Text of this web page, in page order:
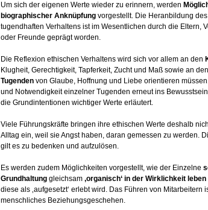
Um sich der eigenen Werte wieder zu erinnern, werden
biographischer Anknüpfung vorgestellt. Die Heranbildung
tugendhaften Verhaltens ist im Wesentlichen durch die Eltern,
oder Freunde geprägt worden.
Die Reflexion ethischen Verhaltens wird sich vor allem an den
Klugheit, Gerechtigkeit, Tapferkeit, Zucht und Maß sowie an den
Tugenden von Glaube, Hoffnung und Liebe orientieren
und Notwendigkeit einzelner Tugenden erneut ins
die Grundintentionen wichtiger Werte erläutert.
Viele Führungskräfte bringen ihre ethischen Werte deshalb
Alltag ein, weil sie Angst haben, daran gemessen zu werden.
gilt es zu bedenken und aufzulösen.
Es werden zudem Möglichkeiten vorgestellt, wie der Einzelne
Grundhaltung gleichsam ‚organisch‘ in der Wirklichkeit
diese als ‚aufgesetzt‘ erlebt wird. Das Führen von Mitarbeitern
menschliches Beziehungsgeschehen.